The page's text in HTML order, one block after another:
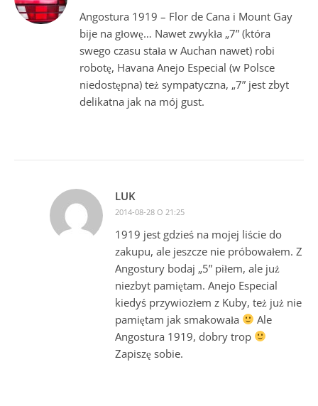
Angostura 1919 – Flor de Cana i Mount Gay
bije na głowę… Nawet zwykła „7” (która
swego czasu stała w Auchan nawet) robi
robotę, Havana Anejo Especial (w Polsce
niedostępna) też sympatyczna, „7” jest zbyt
delikatna jak na mój gust.
LUK
2014-08-28 O 21:25
1919 jest gdzieś na mojej liście do
zakupu, ale jeszcze nie próbowałem. Z
Angostury bodaj „5” piłem, ale już
niezbyt pamiętam. Anejo Especial
kiedyś przywiozłem z Kuby, też już nie
pamiętam jak smakowała
Ale
Angostura 1919, dobry trop
Zapiszę sobie.